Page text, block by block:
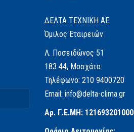
ΔΕΛΤΑ ΤΕΧΝΙΚΗ ΑΕ
Όμιλος Εταιρειών
Λ. Ποσειδώνος 51
183 44, Μοσχάτο
Τηλέφωνο: 210 9400720
Email: info@delta-clima.gr
Αρ. Γ.Ε.ΜΗ: 121693201000